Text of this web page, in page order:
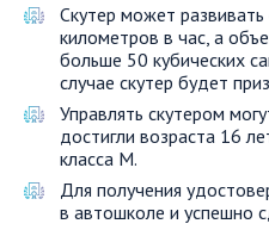
Скутер может
километров в час, а
больше 50 кубических
случае скутер будет
Управлять скутером
достигли возраста 16
класса M.
Для получения
в автошколе и успешно